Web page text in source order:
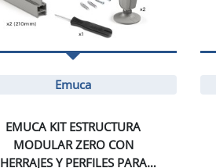
Emuca
EMUCA KIT ESTRUCTURA
MODULAR ZERO CON
HERRAJES Y PERFILES PARA